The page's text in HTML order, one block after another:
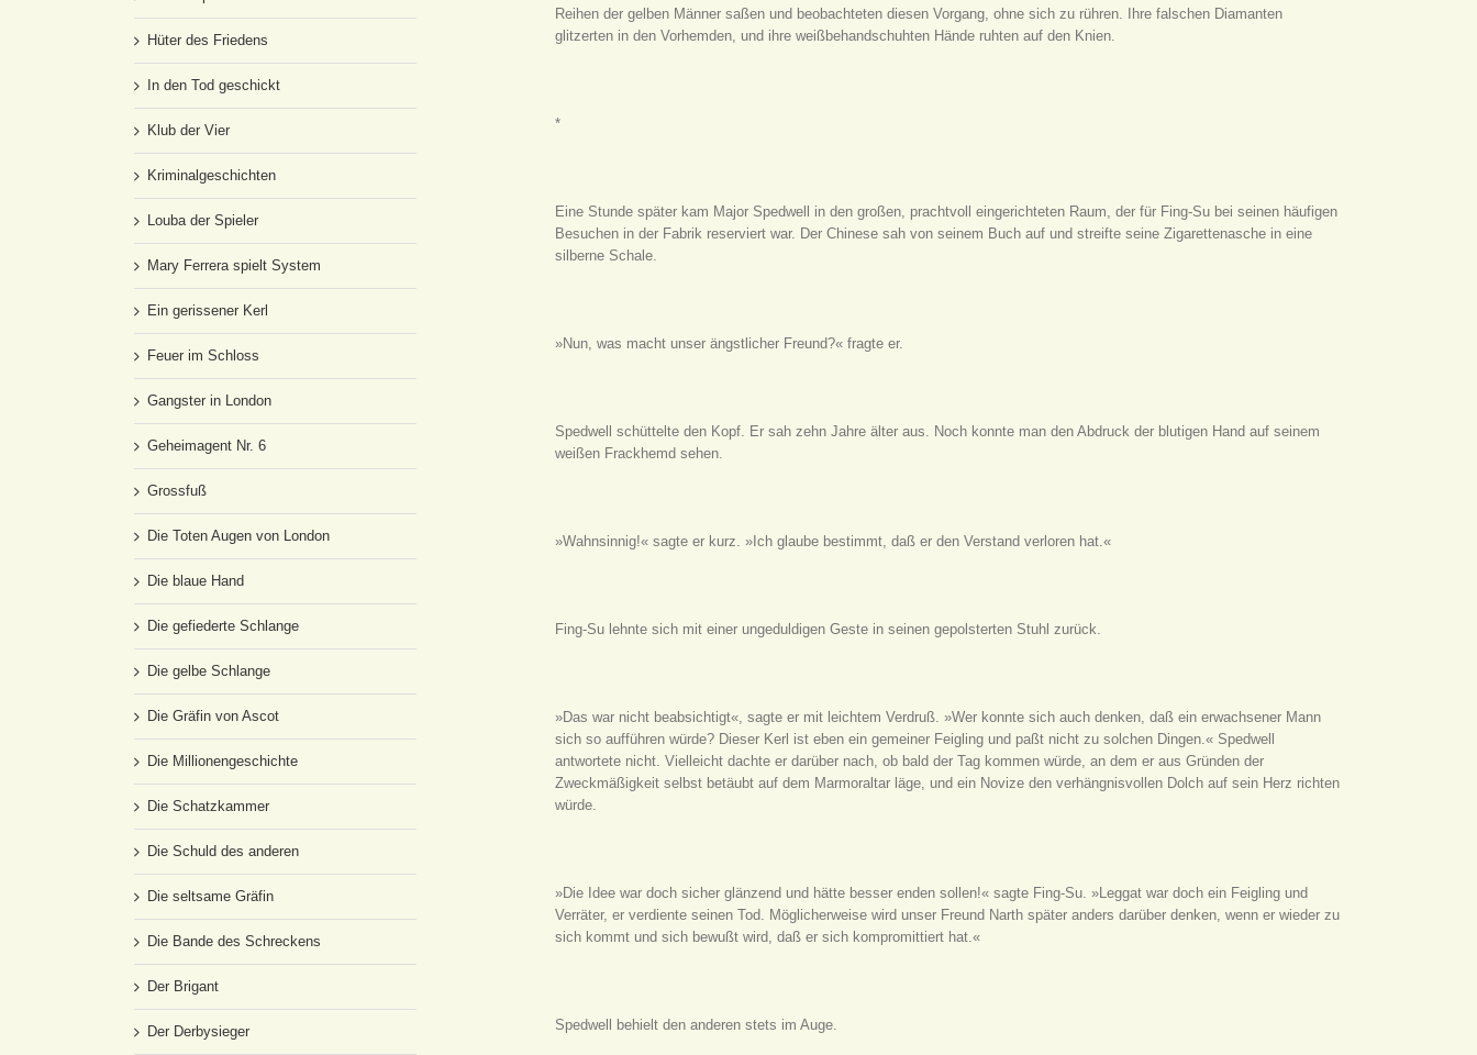
Reihen der gelben Männer saßen und beobachteten diesen Vorgang, ohne sich zu rühren. Ihre falschen Diamanten
glitzerten in den Vorhemden, und ihre weißbehandschuhten Hände ruhten auf den Knien.
*
Eine Stunde später kam Major Spedwell in den großen, prachtvoll eingerichteten Raum, der für Fing-Su bei seinen häufigen
Besuchen in der Fabrik reserviert war. Der Chinese sah von seinem Buch auf und streifte seine Zigarettenasche in eine
silberne Schale.
»Nun, was macht unser ängstlicher Freund?« fragte er.
Spedwell schüttelte den Kopf. Er sah zehn Jahre älter aus. Noch konnte man den Abdruck der blutigen Hand auf seinem
weißen Frackhemd sehen.
»Wahnsinnig!« sagte er kurz. »Ich glaube bestimmt, daß er den Verstand verloren hat.«
Fing-Su lehnte sich mit einer ungeduldigen Geste in seinen gepolsterten Stuhl zurück.
»Das war nicht beabsichtigt«, sagte er mit leichtem Verdruß. »Wer konnte sich auch denken, daß ein erwachsener Mann
sich so aufführen würde? Dieser Kerl ist eben ein gemeiner Feigling und paßt nicht zu solchen Dingen.« Spedwell
antwortete nicht. Vielleicht dachte er darüber nach, ob bald der Tag kommen würde, an dem er aus Gründen der
Zweckmäßigkeit selbst betäubt auf dem Marmoraltar läge, und ein Novize den verhängnisvollen Dolch auf sein Herz richten
würde.
»Die Idee war doch sicher glänzend und hätte besser enden sollen!« sagte Fing-Su. »Leggat war doch ein Feigling und
Verräter, er verdiente seinen Tod. Möglicherweise wird unser Freund Narth später anders darüber denken, wenn er wieder zu
sich kommt und sich bewußt wird, daß er sich kompromittiert hat.«
Spedwell behielt den anderen stets im Auge.
Hüter des Friedens
In den Tod geschickt
Klub der Vier
Kriminalgeschichten
Louba der Spieler
Mary Ferrera spielt System
Ein gerissener Kerl
Feuer im Schloss
Gangster in London
Geheimagent Nr. 6
Grossfuß
Die Toten Augen von London
Die blaue Hand
Die gefiederte Schlange
Die gelbe Schlange
Die Gräfin von Ascot
Die Millionengeschichte
Die Schatzkammer
Die Schuld des anderen
Die seltsame Gräfin
Die Bande des Schreckens
Der Brigant
Der Derbysieger